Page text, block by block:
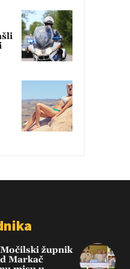
župnik
Markač